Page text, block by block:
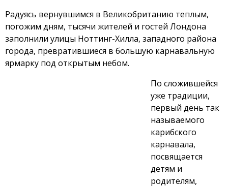
Радуясь вернувшимся в Великобританию теплым,
погожим дням, тысячи жителей и гостей Лондона
заполнили улицы Ноттинг-Хилла, западного района
города, превратившиеся в большую карнавальную
ярмарку под открытым небом.
По сложившейся
уже традиции,
первый день так
называемого
карибского
карнавала,
посвящается
детям и
родителям,